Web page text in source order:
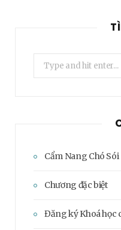
Search
for:
Cẩm Nang Chó Sói
Chương đặc biệt
Đăng ký Khoá học